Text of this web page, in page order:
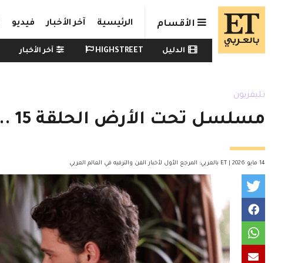
Skip to main content
الأقسام الرئيسية آخر الأخبار فيديو
Watch menu
الدليل HIGHSTREET آخر الأخبار
تليفزيون
مسلسل تحت الأرض الحلقة 15 .. تطورات مشوقة تشعل حماس الجمهور
14 مايو 2026 | ET بالعربي: المرجع الأول لأخبار الفن والترفيه في العالم العربي